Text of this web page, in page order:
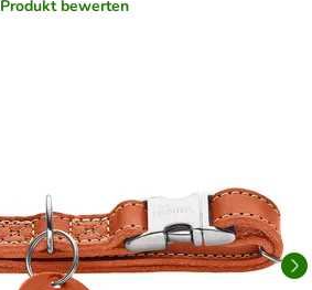
Produkt bewerten